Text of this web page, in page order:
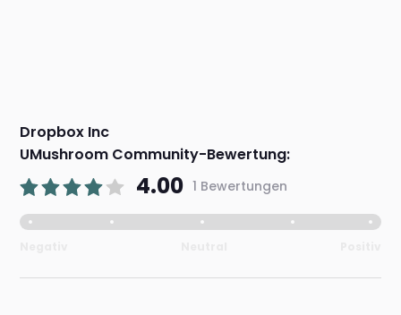
Dropbox Inc
UMushroom Community-Bewertung:
4.00 1 Bewertungen